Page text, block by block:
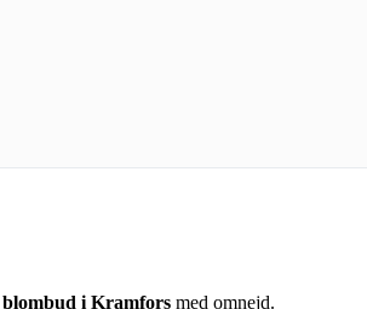
blombud i Kramfors med omnejd.